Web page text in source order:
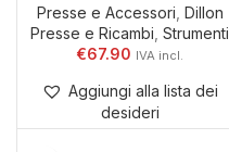
Presse e Accessori Dillon
Presse e Ricambi ,Strumenti
€67.90
Aggiungi alla lista dei
desideri